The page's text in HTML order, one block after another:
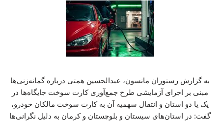
به گزارش رستوران مانسون، عبدالحسین همتی درباره گمانه‌زنی‌ها
مبنی بر اجرای آزمایشی طرح جمع‌آوری کارت سوخت جایگاه‌ها در
یک یا دو استان و انتقال سهمیه آن به کارت سوخت مالکان خودرو،
گفت: در استان‌های سیستان و بلوچستان و کرمان به دلیل نگرانی‌ها